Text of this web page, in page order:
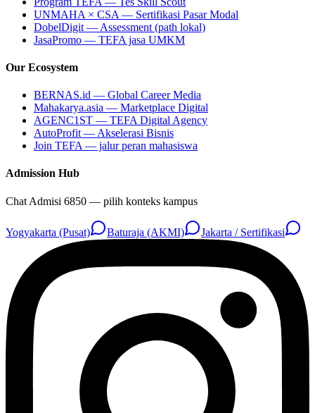
UNMAHA × CSA — Sertifikasi Pasar Modal
DobelDigit — Assessment (path lokal)
JasaPromo — TEFA jasa UMKM
Our Ecosystem
BERNAS.id — Global Career Media
Mahakarya.asia — Marketplace Digital
AGENC1ST — TEFA Digital Agency
AutoProfit — Akselerasi Bisnis
Join TEFA — jalur peran mahasiswa
Admission Hub
Chat Admisi 6850 — pilih konteks kampus
Yogyakarta (Pusat) Baturaja (AKMI) Jakarta / Sertifikasi